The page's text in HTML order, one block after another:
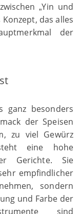
„Yin und
das alles
der
ganz besonders
der Speisen
zu viel Gewürz
eine hohe
Gerichte. Sie
empfindlicher
sondern
und Farbe der
sind